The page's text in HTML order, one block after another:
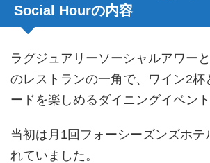
Social Hourの内容
ラグジュアリーソーシャルアワー
のレストランの一角で、ワイン2杯
ードを楽しめるダイニングイベント
当初は月1回フォーシーズンズホテ
れていました。